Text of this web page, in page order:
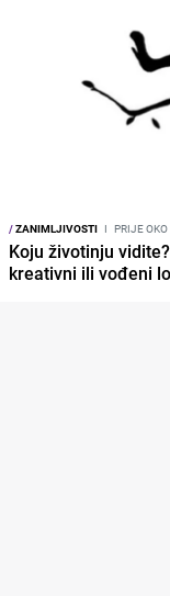
/ZANIMLJIVOSTI I PRIJE
Koju životinju
kreativni ili vođeni